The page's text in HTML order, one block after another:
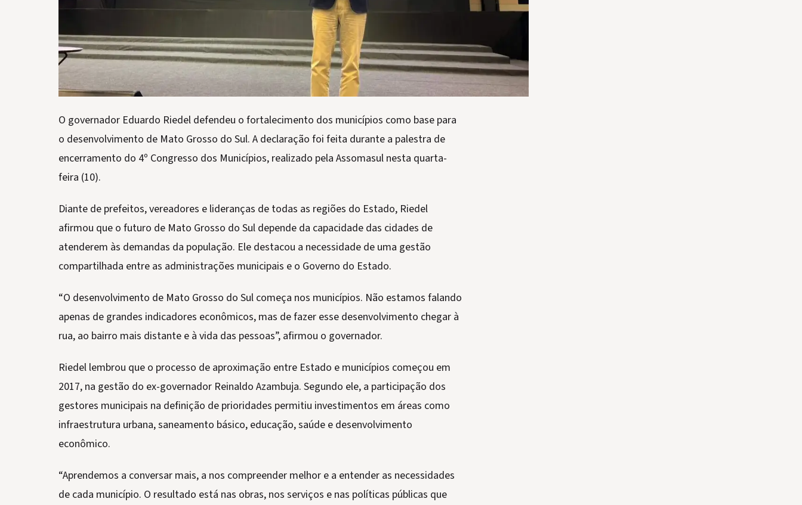
O governador Eduardo Riedel defendeu o fortalecimento dos municípios como base para
o desenvolvimento de Mato Grosso do Sul. A declaração foi feita durante a palestra de
encerramento do 4º Congresso dos Municípios, realizado pela Assomasul nesta quarta-
feira (10).
Diante de prefeitos, vereadores e lideranças de todas as regiões do Estado, Riedel
afirmou que o futuro de Mato Grosso do Sul depende da capacidade das cidades de
atenderem às demandas da população. Ele destacou a necessidade de uma gestão
compartilhada entre as administrações municipais e o Governo do Estado.
“O desenvolvimento de Mato Grosso do Sul começa nos municípios. Não estamos falando
apenas de grandes indicadores econômicos, mas de fazer esse desenvolvimento chegar à
rua, ao bairro mais distante e à vida das pessoas”, afirmou o governador.
Riedel lembrou que o processo de aproximação entre Estado e municípios começou em
2017, na gestão do ex-governador Reinaldo Azambuja. Segundo ele, a participação dos
gestores municipais na definição de prioridades permitiu investimentos em áreas como
infraestrutura urbana, saneamento básico, educação, saúde e desenvolvimento
econômico.
“Aprendemos a conversar mais, a nos compreender melhor e a entender as necessidades
de cada município. O resultado está nas obras, nos serviços e nas políticas públicas que